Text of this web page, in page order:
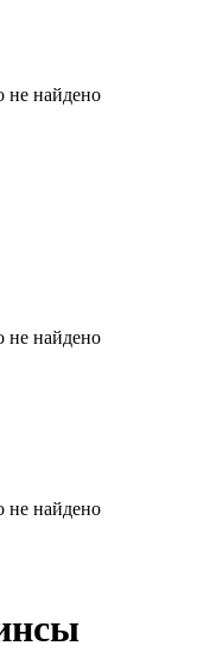
не найдено
не найдено
не найдено